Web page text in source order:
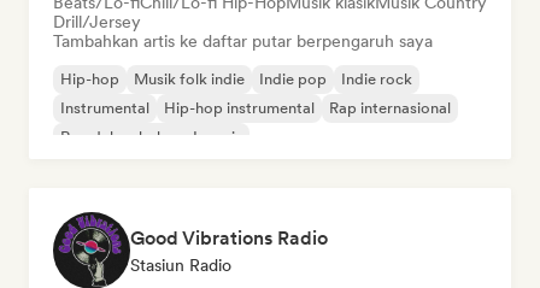
Drill/Jersey
Tambahkan artis ke daftar putar berpengaruh saya
Hip-hop Musik folk indie Indie pop
Indie rock
Instrumental
Hip-hop instrumental
Rap internasional
Rap dalam bahasa Inggris
Good Vibrations Radio
Stasiun Radio